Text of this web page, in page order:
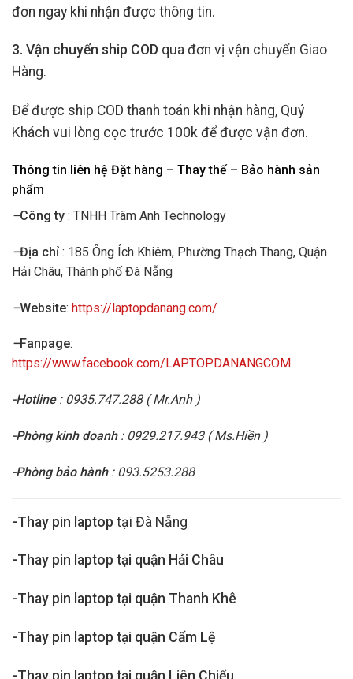
đơn ngay khi nhận được thông tin.
3. Vận chuyển ship COD qua đơn vị vận chuyển Giao
Hàng.
Để được ship COD thanh toán khi nhận hàng, Quý
Khách vui lòng cọc trước 100k để được vận đơn.
Thông tin liên hệ Đặt hàng – Thay thế – Bảo hành sản
phẩm
–Công ty : TNHH Trâm Anh Technology
–Địa chỉ : 185 Ông Ích Khiêm, Phường Thạch Thang, Quận
Hải Châu, Thành phố Đà Nẵng
–Website: https://laptopdanang.com/
–Fanpage:
https://www.facebook.com/LAPTOPDANANGCOM
-Hotline: 0935.747.288 ( Mr.Anh )
-Phòng kinh doanh: 0929.217.943 ( Ms.Hiền )
-Phòng bảo hành: 093.5253.288
-Thay pin laptop tại Đà Nẵng
-Thay pin laptop tại quận Hải Châu
-Thay pin laptop tại quận Thanh Khê
-Thay pin laptop tại quận Cẩm Lệ
-Thay pin laptop tại quận Liên Chiểu